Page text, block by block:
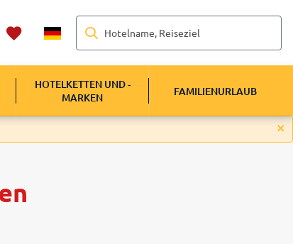
Hotelname, Reiseziel
HOTELKETTEN UND -
MARKEN
FAMILIENURLAUB